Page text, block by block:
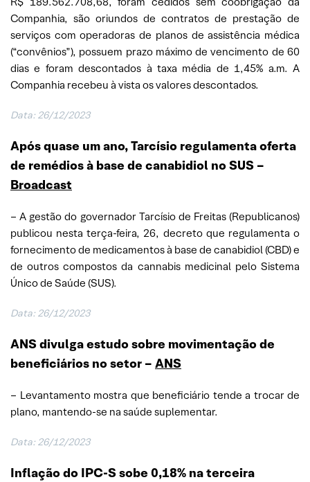
Companhia, são oriundos de contratos de prestação de
serviços com operadoras de planos de assistência médica
(“convênios”), possuem prazo máximo de vencimento de 60
dias e foram descontados à taxa média de 1,45% a.m. A
Companhia recebeu à vista os valores descontados.
Data: 26/12/2023
Após quase um ano, Tarcísio regulamenta oferta
de remédios à base de canabidiol no SUS –
Broadcast
– A gestão do governador Tarcísio de Freitas (Republicanos)
publicou nesta terça-feira, 26, decreto que regulamenta o
fornecimento de medicamentos à base de canabidiol (CBD) e
de outros compostos da cannabis medicinal pelo Sistema
Único de Saúde (SUS).
Data: 26/12/2023
ANS divulga estudo sobre movimentação de
beneficiários no setor – ANS
– Levantamento mostra que beneficiário tende a trocar de
plano, mantendo-se na saúde suplementar.
Data: 26/12/2023
Inflação do IPC-S sobe 0,18% na terceira